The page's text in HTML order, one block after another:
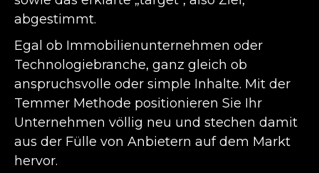
abgestimmt.
Egal ob Immobilienunternehmen oder
Technologiebranche, ganz gleich ob
anspruchsvolle oder simple Inhalte. Mit der
Temmer Methode positionieren Sie Ihr
Unternehmen völlig neu und stechen damit
aus der Fülle von Anbietern auf dem Markt
hervor.